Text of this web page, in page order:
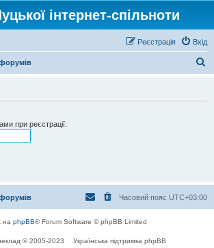
інтернет-спільноти
Вхід
Реєстрація
при реєстрації.
Часовий пояс UTC+03:00
на phpBB® Forum Software © phpBB Limited
© 2005-2023 Українська підтримка phpBB